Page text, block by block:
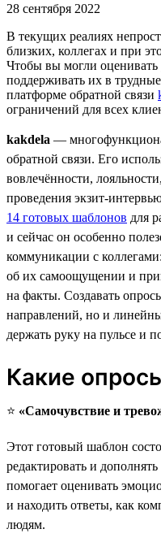
28 сентября 2022
В текущих реалиях
близких, коллегах и при
Чтобы вы могли оценивать
поддерживать их в
платформе обратной связи
ограничений для всех
kakdela —
обратной связи. Его
вовлечённости,
проведения экзит-
14 готовых шаблонов для
и сейчас он особенно
коммуникации с
об их самоощущении и
на факты. Создавать
направлений, но и
держать руку на пульсе и
Какие
⭐️ «Самочувствие и
Этот готовый шаблон
редактировать и
помогает оценивать
и находить ответы, как
людям.